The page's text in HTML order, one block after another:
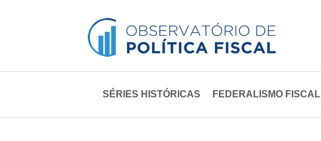
O
n
SÉRIES HISTÓRICAS FEDERALISMO FISCAL